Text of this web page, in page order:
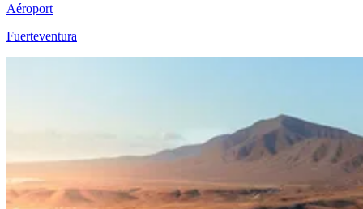
Aéroport
Fuerteventura